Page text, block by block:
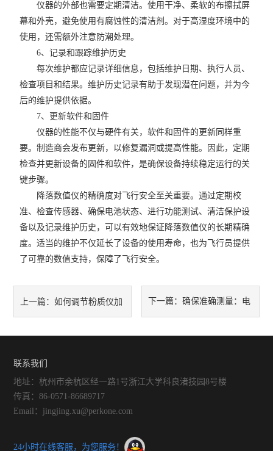
仪器的外部也需要定期清洁。使用干净、柔软的布擦拭屏
幕和外壳，避免使用有腐蚀性的清洁剂。对于高湿度环境中的
使用，还需额外注意防潮处理。
6、记录和跟踪维护历史
每次维护都应记录详细信息，包括维护日期、执行人员、
检查项目和结果。维护历史记录有助于发现潜在问题，并为今
后的维护提供依据。
7、更新软件和固件
仪器的性能不仅与硬件有关，软件和固件的更新同样重
要。制造商会发布更新，以修复漏洞或提高性能。因此，定期
检查并更新设备的固件和软件，是确保设备持续稳定运行的关
键步骤。
降落数值仪的精确度对飞行安全至关重要。通过定期校
准、检查传感器、确保电池状态、进行功能测试、清洁保护设
备以及记录维护历史，可以有效地保证降落数值仪的长期精确
度。适当的维护不仅延长了设备的使用寿命，也为飞行员提供
了可靠的数值支持，保障了飞行安全。
上一篇：如何调节粉质仪加 下一篇： 确保准确测量：电
联系我们
地址：杭州市余杭区经一路1号浙江大学科良渚技园8号楼
传真：86-0571-86689717
Email：jingjing.xu@perkone.com
24小时在线客服，为您服务！